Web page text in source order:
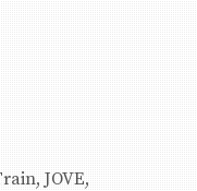
JOVE,